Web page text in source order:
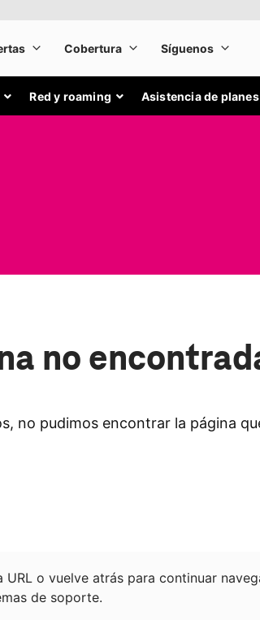
Red y roaming Asistencia de planes